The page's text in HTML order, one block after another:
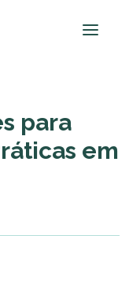
para
em